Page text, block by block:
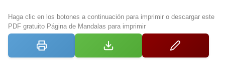
Haga clic en los botones a continuación para imprimir o descargar este
PDF gratuito Página de Mandalas para imprimir